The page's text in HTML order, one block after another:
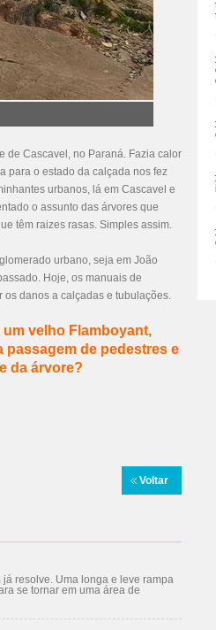
de Cascavel, no Paraná. Fazia calor
para o estado da calçada nos fez
urbanos, lá em Cascavel e
o assunto das árvores que
têm raizes rasas. Simples assim.
urbano, seja em João
Hoje, os manuais de
danos a calçadas e tubulações.
um velho Flamboyant,
passagem de pedestres e
da árvore?
Voltar
resolve. Uma longa e leve rampa
se tornar em uma área de